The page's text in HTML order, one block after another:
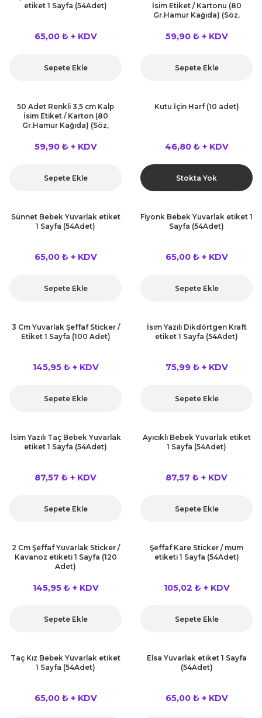
Süsleri (Halloween)
İlk dişim
Maskeleri
modelleri (süslü
etiket 1 Sayfa (54Adet)
65,00 ₺ + KDV
Sepete Ekle
İsim Etiket / Kartonu (80
Gr.Hamur Kağıda) (Söz,
Etiketi)
59,90 ₺ + KDV
Sepete Ekle
50 Adet Renkli 3,5 cm Kalp
İsim Etiket / Karton (80
Gr.Hamur Kağıda) (Söz,
Etiketi)
59,90 ₺ + KDV
Sepete Ekle
Kutu İçin Harf (10 adet)
46,80 ₺ + KDV
Stokta Yok
Sünnet Bebek Yuvarlak etiket
1 Sayfa (54Adet)
65,00 ₺ + KDV
Sepete Ekle
Fiyonk Bebek Yuvarlak etiket 1
Sayfa (54Adet)
65,00 ₺ + KDV
Sepete Ekle
3 Cm Yuvarlak Şeffaf Sticker /
Etiket 1 Sayfa (100 Adet)
145,95 ₺ + KDV
Sepete Ekle
İsim Yazılı Dikdörtgen Kraft
etiket 1 Sayfa (54Adet)
75,99 ₺ + KDV
Sepete Ekle
İsim Yazılı Taç Bebek Yuvarlak
etiket 1 Sayfa (54Adet)
87,57 ₺ + KDV
Sepete Ekle
Ayıcıklı Bebek Yuvarlak etiket
1 Sayfa (54Adet)
87,57 ₺ + KDV
Sepete Ekle
2 Cm Şeffaf Yuvarlak Sticker /
Kavanoz etiketi 1 Sayfa (120
Adet)
145,95 ₺ + KDV
Sepete Ekle
Şeffaf Kare Sticker / mum
etiketi 1 Sayfa (54Adet)
105,02 ₺ + KDV
Sepete Ekle
Taç Kız Bebek Yuvarlak etiket
1 Sayfa (54Adet)
65,00 ₺ + KDV
Elsa Yuvarlak etiket 1 Sayfa
(54Adet)
65,00 ₺ + KDV